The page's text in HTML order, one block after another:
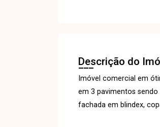
Descrição do
Imóvel comercial em
em 3 pavimentos
fachada em blindex,